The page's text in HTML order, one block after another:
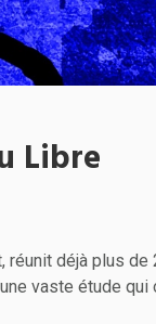
Libre
réunit déjà plus
vaste étude qui